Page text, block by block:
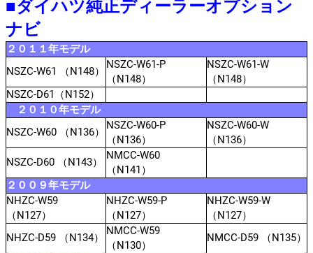
■ダイハツ純正ディーラーオプション
ナビ
２０１１年モデル
NSZC-W61 （N148）
NSZC-W61-P
（N148）
NSZC-W61-W
（N148）
NSZC-D61（N152）
２０１０年モデル
NSZC-W60 （N136）
NSZC-W60-P
（N136）
NSZC-W60-W
（N136）
NSZC-D60 （N143）
NMCC-W60
（N141）
２００９年モデル
NHZC-W59
（N127）
NHZC-W59-P
（N127）
NHZC-W59-W
（N127）
NHZC-D59 （N134）
NMCC-W59
（N130）
NMCC-D59 （N135）